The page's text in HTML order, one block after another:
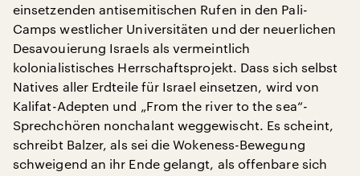
einsetzenden antisemitischen Rufen in den Pali-
Camps westlicher Universitäten und der neuerlichen
Desavouierung Israels als vermeintlich
kolonialistisches Herrschaftsprojekt. Dass sich selbst
Natives aller Erdteile für Israel einsetzen, wird von
Kalifat-Adepten und „From the river to the sea“-
Sprechchören nonchalant weggewischt. Es scheint,
schreibt Balzer, als sei die Wokeness-Bewegung
schweigend an ihr Ende gelangt, als offenbare sich